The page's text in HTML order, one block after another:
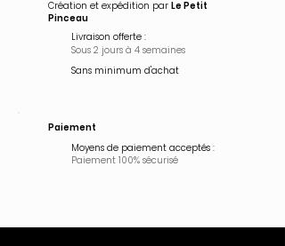
Création et expédition par Le Petit
Pinceau
Livraison offerte :
Sous 2 jours à 4 semaines
Sans minimum d'achat
Paiement
Moyens de paiement acceptés :
Paiement 100% sécurisé